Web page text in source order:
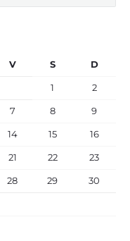
V S D
1 2
7 8 9
14 15 16
21 22 23
28 29 30